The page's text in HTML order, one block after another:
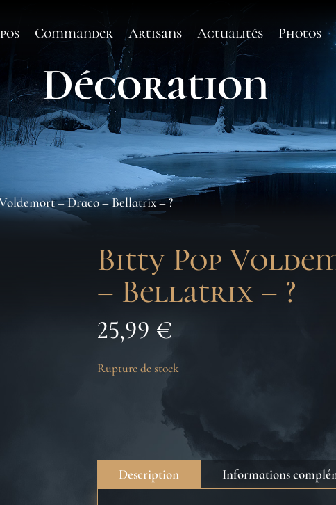
Commander Artisans Actualités Photos
Décoration
– Draco – Bellatrix – ?
Bitty Pop
– Bellatrix – ?
25,99 €
Rupture de stock
Description Informations